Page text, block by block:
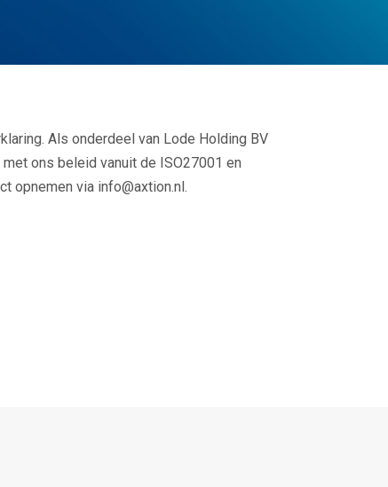
Als onderdeel van Lode Holding BV
ons beleid vanuit de ISO27001 en
opnemen via info@axtion.nl.